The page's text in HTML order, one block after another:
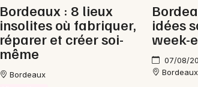
Actus à La Réole
Magazine à La Réole
Bordeaux : 8 lieux
insolites où fabriquer,
réparer et créer soi-
même
Bordeaux
idées
week-
07/08/
Bordeaux